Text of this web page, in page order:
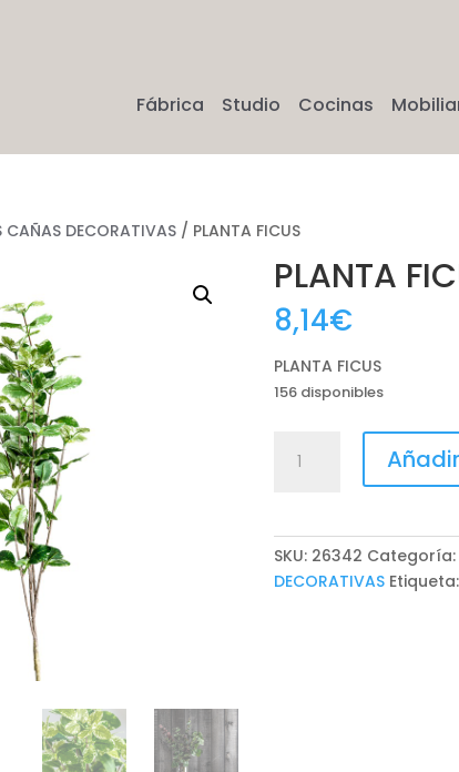
Fábrica Studio Cocinas
CAÑAS DECORATIVAS / PLANTA FICUS
PLANTA
8,14€
PLANTA FICUS
156 disponibles
FICUS
SKU: 26342 Categoría:
DECORATIVAS Etiqueta: